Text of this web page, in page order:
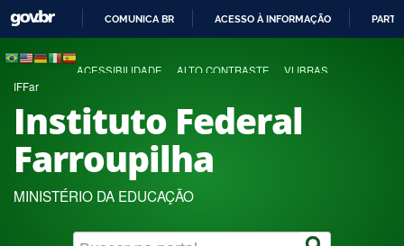
COMUNICA BR ACESSO À INFORMAÇÃO
ACESSIBILIDADE ALTO CONTRASTE VLIBRAS
IFFar
Instituto Federal
Farroupilha
MINISTÉRIO DA EDUCAÇÃO